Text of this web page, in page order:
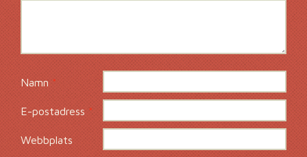
Namn*
E-postadress*
Webbplats